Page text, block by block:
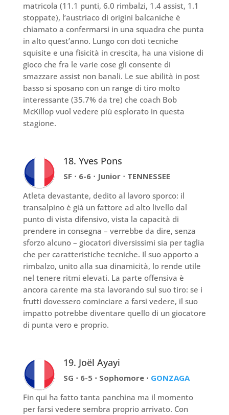
matricola (11.1 punti, 6.0 rimbalzi, 1.4 assist, 1.1
stoppate), l’austriaco di origini balcaniche è
chiamato a confermarsi in una squadra che punta
in alto quest’anno. Lungo con doti tecniche
squisite e una fisicità in crescita, ha una visione di
gioco che fra le varie cose gli consente di
smazzare assist non banali. Le sue abilità in post
basso si sposano con un range di tiro molto
interessante (35.7% da tre) che coach Bob
McKillop vuol vedere più esplorato in questa
stagione.
18. Yves Pons
SF ⋅ 6-6 ⋅ Junior ⋅ TENNESSEE
Atleta devastante, dedito al lavoro sporco: il
transalpino è già un fattore ad alto livello dal
punto di vista difensivo, vista la capacità di
prendere in consegna – verrebbe da dire, senza
sforzo alcuno – giocatori diversissimi sia per taglia
che per caratteristiche tecniche. Il suo apporto a
rimbalzo, unito alla sua dinamicità, lo rende utile
nel tenere ritmi elevati. La parte offensiva è
ancora carente ma sta lavorando sul suo tiro: se i
frutti dovessero cominciare a farsi vedere, il suo
impatto potrebbe diventare quello di un giocatore
di punta vero e proprio.
19. Joël Ayayi
SG ⋅ 6-5 ⋅ Sophomore ⋅ GONZAGA
Fin qui ha fatto tanta panchina ma il momento
per farsi vedere sembra proprio arrivato. Con